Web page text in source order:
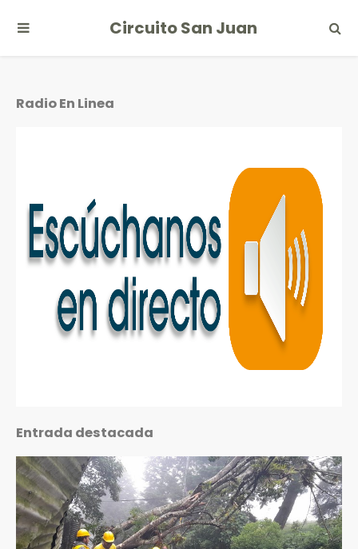
Circuito San Juan
Radio En Linea
Entrada destacada